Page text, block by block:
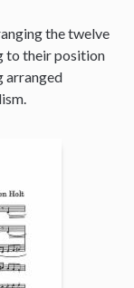
the twelve
to their position
arranged